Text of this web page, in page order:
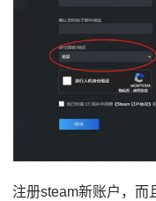
注册steam新账户，而